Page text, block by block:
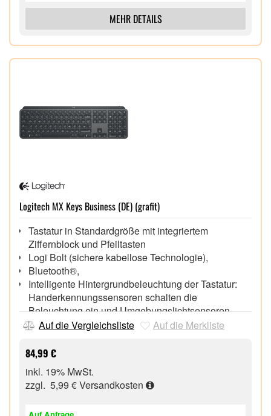
MEHR DETAILS
Logitech MX Keys Business (DE) (grafit)
Tastatur in Standardgröße mit integriertem
Ziffernblock und Pfeiltasten
Logi Bolt (sichere kabellose Technologie),
Bluetooth®,
Intelligente Hintergrundbeleuchtung der Tastatur:
Handerkennungssensoren schalten die
Beleuchtung ein und Umgebungslichtsensoren
passen ihre Helligkeit an
andere anpassbare F-Tasten³
Umschalten zwischen bis zu 3 gepairten Computern
mithilfe der Easy-Switch Taste(n)
Bis zu 6 Logi Bolt Produkte können mit 1 Logi Bolt
Auf die Vergleichsliste Auf die Merkliste
84,99 €
inkl. 19% MwSt.
zzgl. 5,99 €Versandkosten